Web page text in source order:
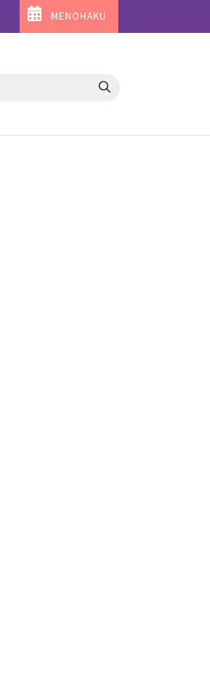
MENOHAKU
Hae